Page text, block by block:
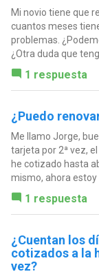
Mi novio tiene que
cuantos meses
problemas.
¿Otra duda que
1 respuesta
¿Puedo
Me llamo Jorge,
tarjeta por 2ª vez,
he cotizado hasta
mismo, ahora estoy
1 respuesta
¿Cuentan los
cotizados a la
vez?